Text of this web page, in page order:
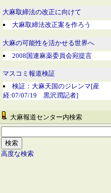
大麻取締法の改正に向けて
大麻取締法改正案を作ろう
大麻の可能性を活かせる世界へ
2008国連麻薬委員会宛提言
マスコミ報道検証
検証：大麻天国のジレンマ[産
経:07/07/19 黒沢潤記者]
大麻報道センター内検索
高度な検索